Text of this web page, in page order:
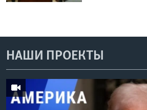
НАШИ ПРОЕКТЫ